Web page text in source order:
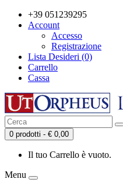
+39 051239295
Account
Accesso
Registrazione
Lista Desideri (0)
Carrello
Cassa
0 prodotti - € 0,00
Il tuo Carrello è vuoto.
Menu